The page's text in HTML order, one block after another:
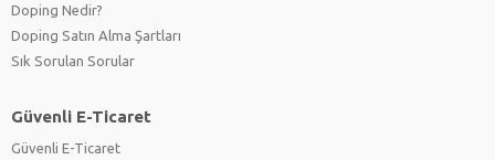
Doping Nedir?
Doping Satın Alma Şartları
Sık Sorulan Sorular
Güvenli E-Ticaret
Güvenli E-Ticaret